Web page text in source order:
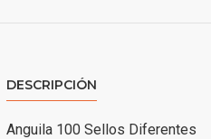
DESCRIPCIÓN
Anguila 100 Sellos Diferentes